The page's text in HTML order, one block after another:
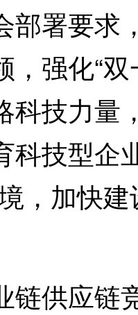
部署要求
，强化“
科技力量
科技型企
，加快
供应链竞